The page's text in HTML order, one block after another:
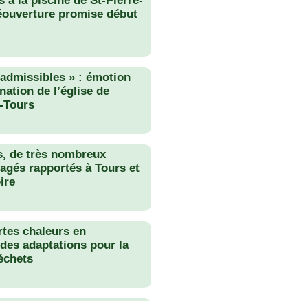
promise début
» : émotion
de l’église de
Tours
de très nombreux
rapportés à Tours et
chaleurs en
adaptations pour la